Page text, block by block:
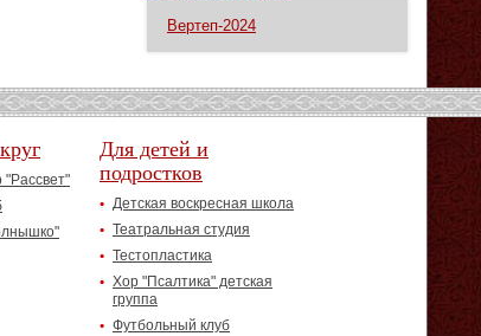
Вертеп-2024
Для детей и
подростков
Детская воскресная школа
Театральная студия
Тестопластика
Хор "Псалтика" детская
группа
Футбольный клуб